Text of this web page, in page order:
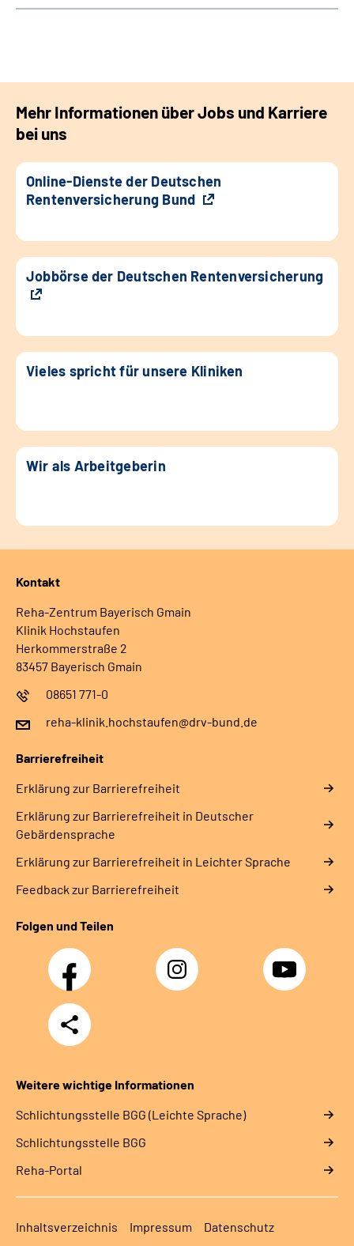
Mehr Informationen über Jobs und Karriere
bei uns
Online-Dienste der Deutschen
Rentenversicherung Bund
Jobbörse der Deutschen Rentenversicherung
Vieles spricht für unsere Kliniken
Wir als Arbeitgeberin
Kontakt
Reha-Zentrum Bayerisch Gmain
Klinik Hochstaufen
Herkommerstraße 2
83457 Bayerisch Gmain
08651 771-0
reha-klinik.hochstaufen@drv-bund.de
Barrierefreiheit
Erklärung zur Barrierefreiheit
Erklärung zur Barrierefreiheit in Deutscher
Gebärdensprache
Erklärung zur Barrierefreiheit in Leichter Sprache
Feedback zur Barrierefreiheit
Folgen und Teilen
Facebook Instagram YouTube
Teilen
Weitere wichtige Informationen
Schlich­tungs­stel­le BGG (Leichte Sprache)
Schlich­tungs­stel­le BGG
Reha-Portal
Inhaltsverzeichnis Impressum Datenschutz